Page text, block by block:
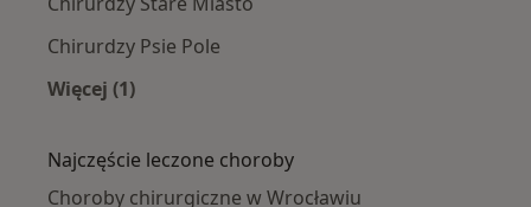
Chirurdzy Psie Pole
Więcej (1)
Najczęście leczone choroby
Choroby chirurgiczne w Wrocławiu